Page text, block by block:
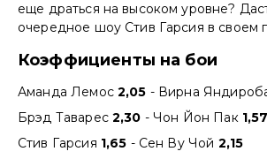
еще драться на высоком уровне?
очередное шоу Стив Гарсия в своем
Коэффициенты на бои
Аманда Лемос 2,05 - Вирна
Брэд Таварес 2,30 - Чон Йон Пак 1,57
Стив Гарсия 1,65 - Сен Ву Чой 2,15